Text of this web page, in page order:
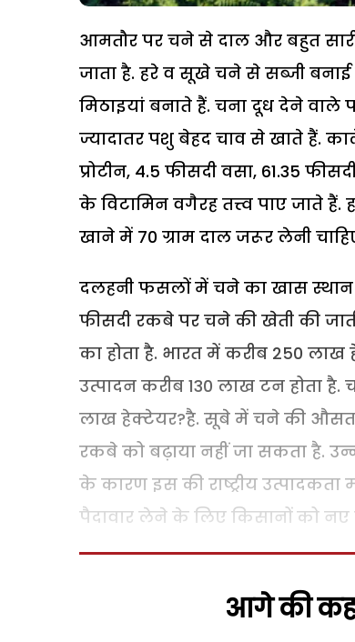
आमतौर पर चने से दाल और बहुत सारी
जाता है. हरे व सूखे चने से सब्जी
मिठाइयां बनाते हैं. चना दूध देने
ज्यादातर पशु बेहद चाव से खाते हैं.
प्रोटीन, 4.5 फीसदी वसा, 61.35
के विटामिन वगैरह तत्त्व पाए जाते हैं.
खाने में 70 ग्राम दाल जरूर लेनी
दलहनी फसलों में चने का खास
फीसदी रकबे पर चने की खेती की
का होता है. भारत में करीब 250
उत्पादन करीब 130 लाख टन होता
लाख हेक्टेयर?है. सूबे में चने की औसत
रकबे को बढ़ाया नहीं जा सकता है.
के कारण इस की राष्ट्रीय उत्पादकता
पैदावार लेने के लिए किसानों को नए
आगे की